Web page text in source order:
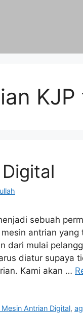
sebuah
antrian
dari mulai
diatur supaya
Kami akan …
Antrian Digital,